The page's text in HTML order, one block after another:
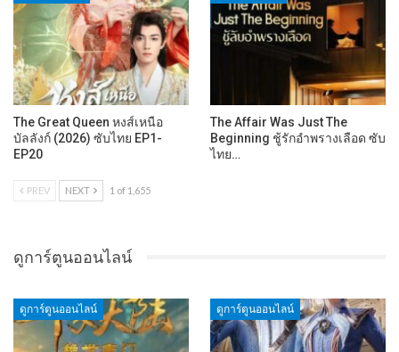
The Great Queen หงส์เหนือ
บัลลังก์ (2026) ซับไทย EP1-
EP20
The Affair Was Just The
Beginning ชู้รักอำพรางเลือด ซับ
ไทย…
PREV NEXT 1 of 1,655
ดูการ์ตูนออนไลน์
ดูการ์ตูนออนไลน์ ดูการ์ตูนออนไลน์